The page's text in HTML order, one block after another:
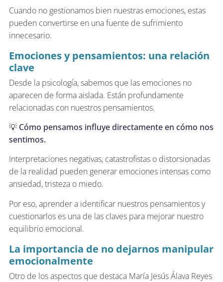
Cuando no gestionamos bien nuestras emociones, estas
pueden convertirse en una fuente de sufrimiento
innecesario.
Emociones y pensamientos: una relación
clave
Desde la psicología, sabemos que las emociones no
aparecen de forma aislada. Están profundamente
relacionadas con nuestros pensamientos.
💡 Cómo pensamos influye directamente en cómo nos
sentimos.
Interpretaciones negativas, catastrofistas o distorsionadas
de la realidad pueden generar emociones intensas como
ansiedad, tristeza o miedo.
Por eso, aprender a identificar nuestros pensamientos y
cuestionarlos es una de las claves para mejorar nuestro
equilibrio emocional.
La importancia de no dejarnos manipular
emocionalmente
Otro de los aspectos que destaca María Jesús Álava Reyes